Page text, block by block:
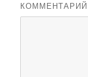
КОММЕНТАРИЙ